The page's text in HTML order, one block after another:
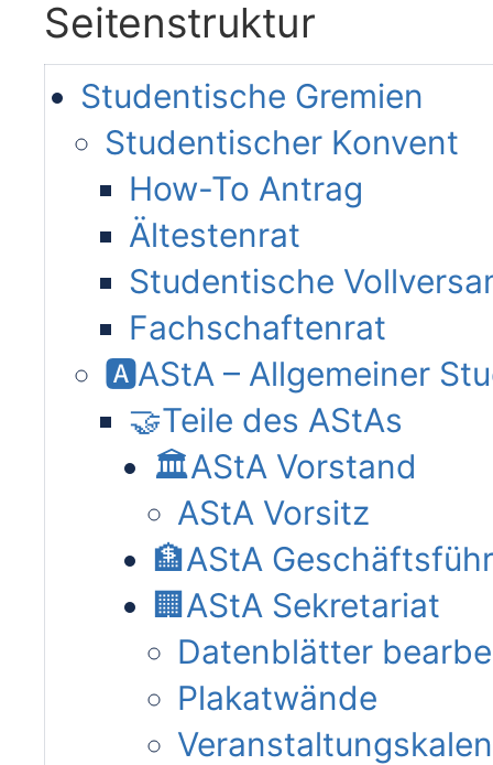
Seitenstruktur
Studentische Gremien
Studentischer Konvent
How-To Antrag
Ältestenrat
Studentische
Fachschaftenrat
🅰AStA – Allgemeiner
🤝Teile des AStAs
🏛AStA Vorstand
AStA Vorsitz
🏦AStA
🏢AStA Sekretariat
Datenblätter
Plakatwände